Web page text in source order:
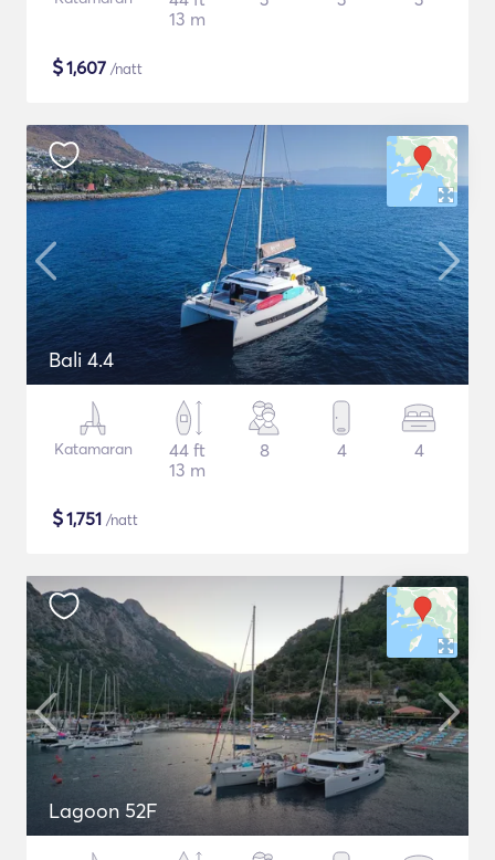
13 m
$1,607 /natt
Bali 4.4
Katamaran
44 ft
13 m
8 4 4
$1,751 /natt
Lagoon 52F